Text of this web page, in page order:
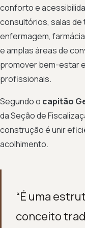
conforto e
consultórios, salas de
enfermagem,
e amplas áreas de
promover bem-estar
profissionais.
Segundo o capitão
da Seção de
construção é unir
acolhimento.
“É uma
conceito